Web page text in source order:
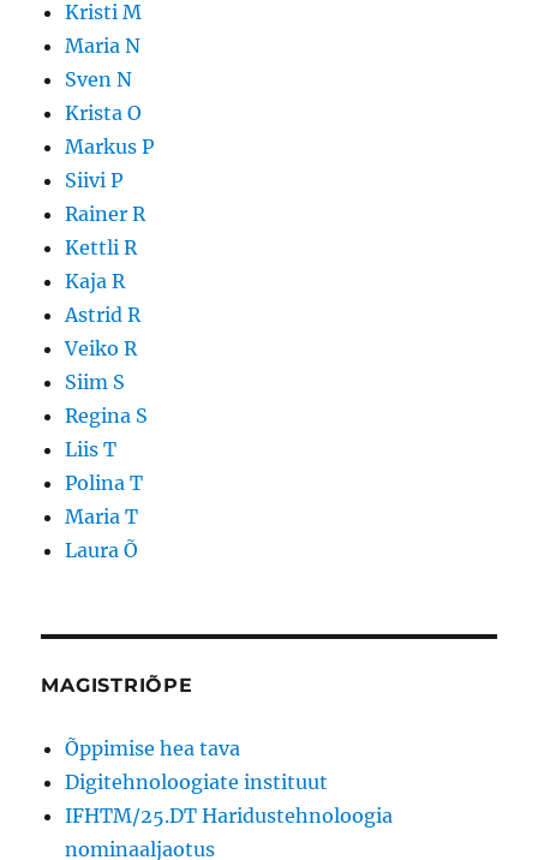
Kristi M
Maria N
Sven N
Krista O
Markus P
Siivi P
Rainer R
Kettli R
Kaja R
Astrid R
Veiko R
Siim S
Regina S
Liis T
Polina T
Maria T
Laura Õ
MAGISTRIÕPE
Õppimise hea tava
Digitehnoloogiate instituut
IFHTM/25.DT Haridustehnoloogia
nominaaljaotus